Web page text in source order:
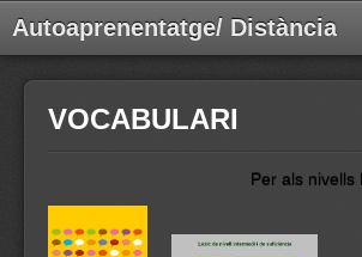
Autoaprenentatge/ Distància
VOCABULARI
Per als nivells